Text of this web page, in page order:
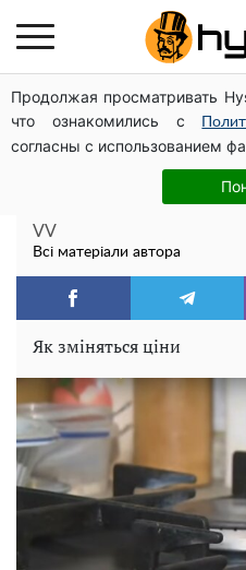
Продолжая просматривать
что ознакомились с
согласны с использованием
Повністю гола Анна
таких розмірів ви ще не
Українцям
газ: озвучена
VV
Всі матеріали автора
Як зміняться ціни